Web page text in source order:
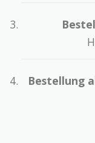
Bestellung